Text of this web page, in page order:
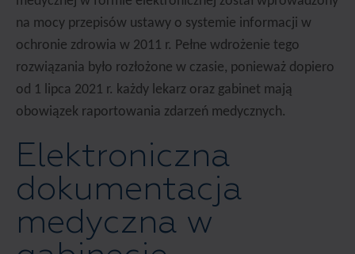
na mocy przepisów ustawy o systemie informacji w
ochronie zdrowia w 2011 r. Pełne wdrożenie tego
rozwiązania było rozłożone w czasie, ponieważ dopiero
od 1 lipca 2021 r. każdy lekarz oraz gabinet mają
obowiązek raportowania zdarzeń medycznych.
Elektroniczna
dokumentacja
medyczna w